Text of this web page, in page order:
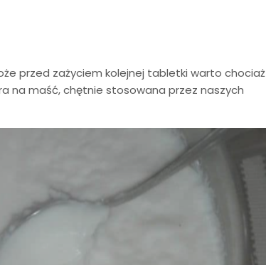
przed zażyciem kolejnej tabletki warto chociaż
na maść, chętnie stosowana przez naszych